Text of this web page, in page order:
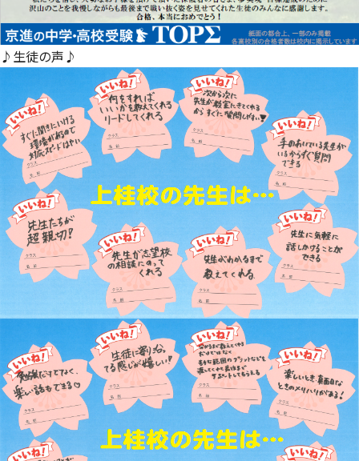
♪生徒の声♪